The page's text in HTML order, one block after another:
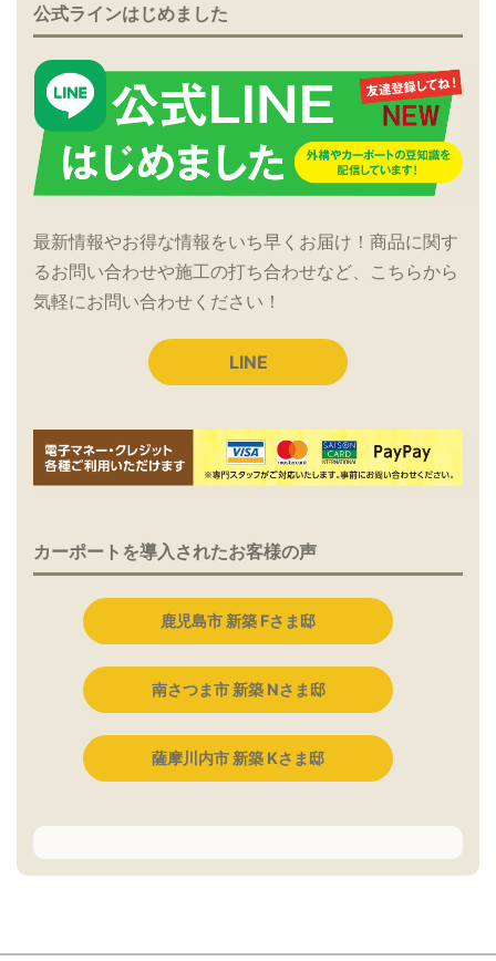
公式ラインはじめました
最新情報やお得な情報をいち早くお届け！商品に関す
るお問い合わせや施工の打ち合わせなど、こちらから
気軽にお問い合わせください！
LINE
カーポートを導入されたお客様の声
鹿児島市 新築 Fさま邸
南さつま市 新築 Nさま邸
薩摩川内市 新築 Kさま邸